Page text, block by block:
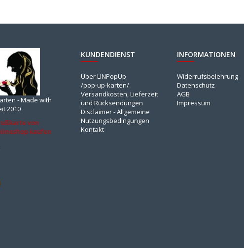
- Made with
2010
von
kaufen
KUNDENDIENST
Über LINPopUp
/pop-up-karten/
Versandkosten, Lieferzeit
und Rücksendungen
Disclaimer - Allgemeine
Nutzungsbedingungen
Kontakt
INFORMATIONEN
Widerrufsbelehrung
Datenschutz
AGB
Impressum